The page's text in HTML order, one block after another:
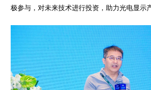
极参与，对未来技术进行投资，助力光电显示